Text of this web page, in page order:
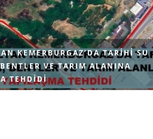
KEMERBURGAZ’DA TARIHI SU
VE TARIM ALANINA
TEHDIDI